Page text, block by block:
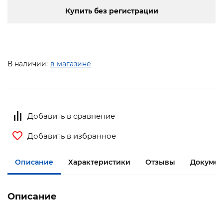
Купить без регистрации
В наличии: в магазине
Добавить в сравнение
Добавить в избранное
Описание Характеристики Отзывы
Описание